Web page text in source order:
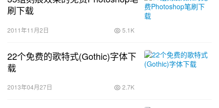
刷下载
2011年11月2日 5.1K
22个免费的歌特式(Gothic)字体下
载
2013年04月27日 2.7K